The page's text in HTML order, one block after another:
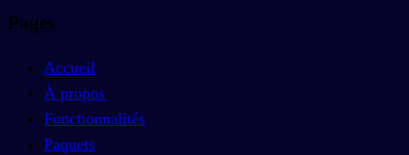
Pages
Accueil
À propos
Fonctionnalités
Paquets